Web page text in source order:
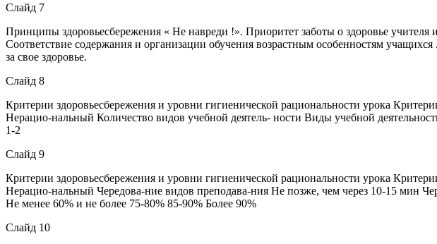
Слайд 7
Принципы здоровьесбережения « Не навреди !». Приоритет заботы о здоровье
Соответствие содержания и организации обучения возрастным особенностям
за свое здоровье.
Слайд 8
Критерии здоровьесбережения и уровни гигиенической рациональности урока
Нерацио-нальный Количество видов учебной деятель- ности Виды учебной
1-2
Слайд 9
Критерии здоровьесбережения и уровни гигиенической рациональности урока
Нерацио-нальный Чередова-ние видов преподава-ния Не позже, чем через 10-15 мин
Не менее 60% и не более 75-80% 85-90% Более 90%
Слайд 10